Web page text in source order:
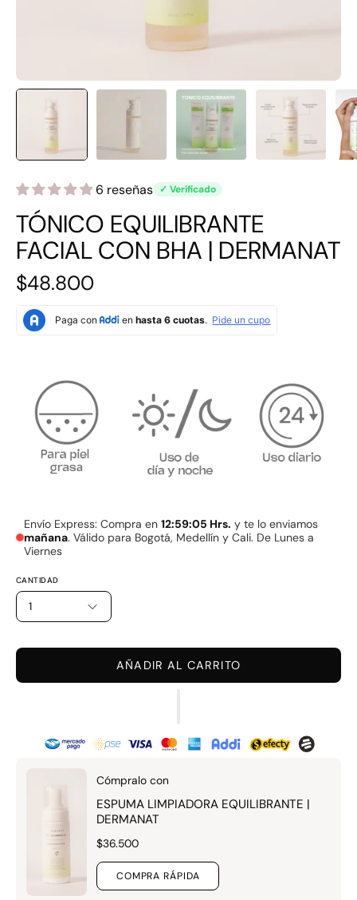
6 reseñas ✓ Verificado
TÓNICO EQUILIBRANTE
FACIAL CON BHA | DERMANAT
$48.800
Envío Express: Compra en 12:59:04 Hrs. y te lo enviamos
mañana. Válido para Bogotá, Medellín y Cali. De Lunes a
Viernes
CANTIDAD
1
AÑADIR AL CARRITO
Cómpralo con
ESPUMA LIMPIADORA EQUILIBRANTE |
DERMANAT
$36.500
COMPRA RÁPIDA